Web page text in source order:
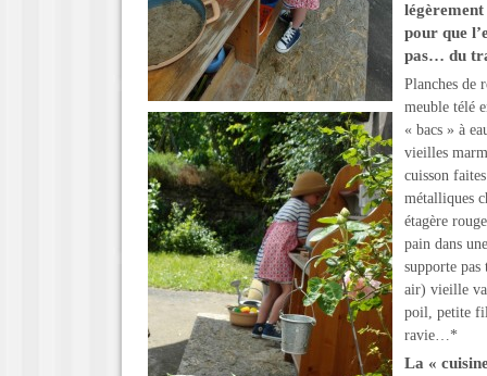
pour que
pas… du
Planches de
meuble télé
« bacs » à
vieilles
cuisson
métalliques
étagère
pain dans
supporte
air) vieille
poil, petite
ravie…*
La «